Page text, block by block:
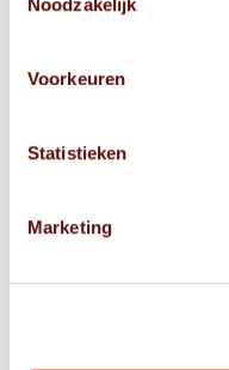
Noodzakelijk
Voorkeuren
Statistieken
Marketing